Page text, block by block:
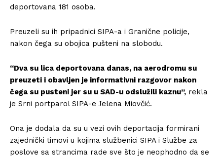
deportovana 181 osoba.
Preuzeli su ih pripadnici SIPA-a i Granične policije,
nakon čega su obojica pušteni na slobodu.
“Dva su lica deportovana danas, na aerodromu su
preuzeti i obavljen je informativni razgovor nakon
čega su pusteni jer su u SAD-u odslužili kaznu”, rekla
je Srni portparol SIPA-e Јelena Miovčić.
Ona je dodala da su u vezi ovih deportacija formirani
zajednički timovi u kojima službenici SIPA i Službe za
poslove sa strancima rade sve što je neophodno da se